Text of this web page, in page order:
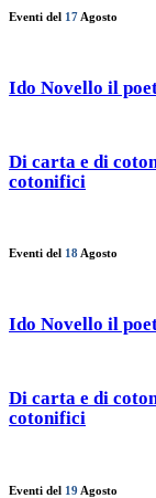
Eventi del 17 Agosto
Ido Novello il
Di carta e di
cotonifici
Eventi del 18 Agosto
Ido Novello il
Di carta e di
cotonifici
Eventi del 19 Agosto